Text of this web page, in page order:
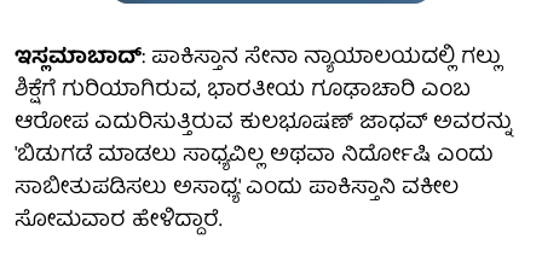
ಇಸ್ಲಮಾಬಾದ್: ಪಾಕಿಸ್ತಾನ ಸೇನಾ ನ್ಯಾಯಾಲಯದಲ್ಲಿ ಗಲ್ಲು
ಶಿಕ್ಷೆಗೆ ಗುರಿಯಾಗಿರುವ, ಭಾರತೀಯ ಗೂಢಾಚಾರಿ ಎಂಬ
ಆರೋಪ ಎದುರಿಸುತ್ತಿರುವ ಕುಲಭೂಷಣ್ ಜಾಧವ್ ಅವರನ್ನು
'ಬಿಡುಗಡೆ ಮಾಡಲು ಸಾಧ್ಯವಿಲ್ಲ ಅಥವಾ ನಿರ್ದೋಷಿ ಎಂದು
ಸಾಬೀತುಪಡಿಸಲು ಅಸಾಧ್ಯ' ಎಂದು ಪಾಕಿಸ್ತಾನಿ ವಕೀಲ
ಸೋಮವಾರ ಹೇಳಿದ್ದಾರೆ.